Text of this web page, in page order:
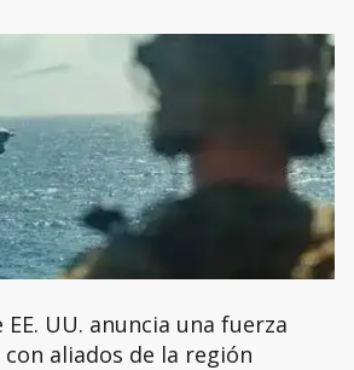
UU. anuncia una fuerza
aliados de la región